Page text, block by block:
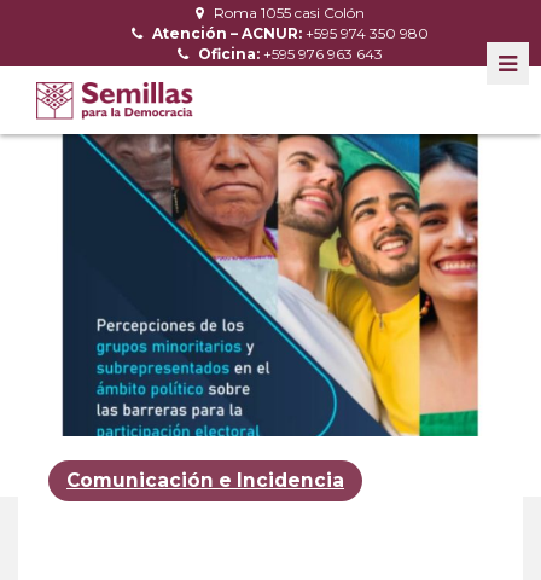
Roma 1055 casi Colón
Atención – ACNUR: +595 974 350 980
Oficina: +595 976 963 643
Comunicación e Incidencia